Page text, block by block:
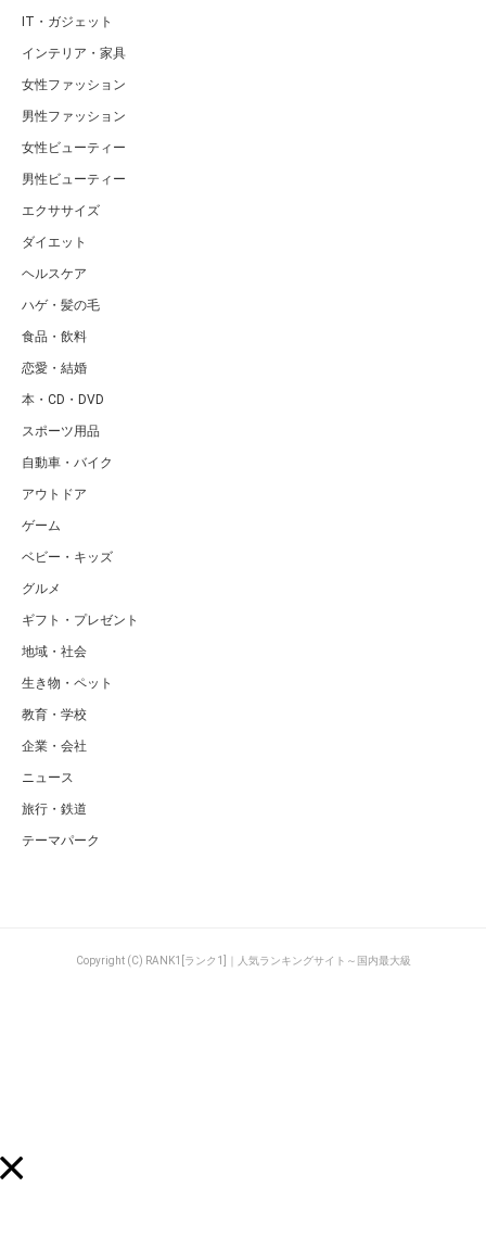
IT・ガジェット
インテリア・家具
女性ファッション
男性ファッション
女性ビューティー
男性ビューティー
エクササイズ
ダイエット
ヘルスケア
ハゲ・髪の毛
食品・飲料
恋愛・結婚
本・CD・DVD
スポーツ用品
自動車・バイク
アウトドア
ゲーム
ベビー・キッズ
グルメ
ギフト・プレゼント
地域・社会
生き物・ペット
教育・学校
企業・会社
ニュース
旅行・鉄道
テーマパーク
Copyright (C) RANK1[ランク1]｜人気ランキングサイト～国内最大級